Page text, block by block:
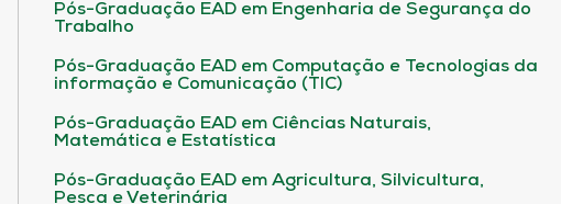
Pós-Graduação EAD em Engenharia de Segurança do
Trabalho
Pós-Graduação EAD em Computação e Tecnologias da
informação e Comunicação (TIC)
Pós-Graduação EAD em Ciências Naturais,
Matemática e Estatística
Pós-Graduação EAD em Agricultura, Silvicultura,
Pesca e Veterinária